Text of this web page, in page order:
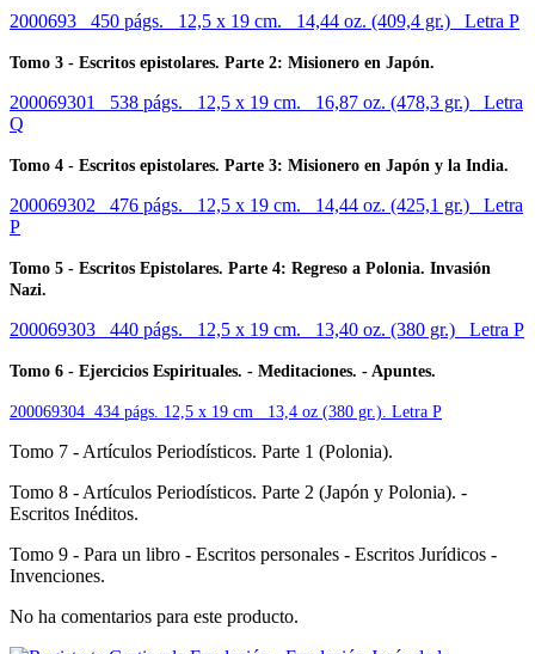
2000693 450 págs. 12,5 x 19 cm. 14,44 oz. (409,4 gr.) Letra P
Tomo 3 - Escritos epistolares. Parte 2: Misionero en Japón.
200069301 538 págs. 12,5 x 19 cm. 16,87 oz. (478,3 gr.) Letra
Q
Tomo 4 - Escritos epistolares. Parte 3: Misionero en Japón y la India.
200069302 476 págs. 12,5 x 19 cm. 14,44 oz. (425,1 gr.) Letra
P
Tomo 5 - Escritos Epistolares. Parte 4: Regreso a Polonia. Invasión
Nazi.
200069303 440 págs. 12,5 x 19 cm. 13,40 oz. (380 gr.) Letra P
Tomo 6 - Ejercicios Espirituales. - Meditaciones. - Apuntes.
200069304 434 págs. 12,5 x 19 cm 13,4 oz (380 gr.). Letra P
Tomo 7 - Artículos Periodísticos. Parte 1 (Polonia).
Tomo 8 - Artículos Periodísticos. Parte 2 (Japón y Polonia). -
Escritos Inéditos.
Tomo 9 - Para un libro - Escritos personales - Escritos Jurídicos -
Invenciones.
No ha comentarios para este producto.